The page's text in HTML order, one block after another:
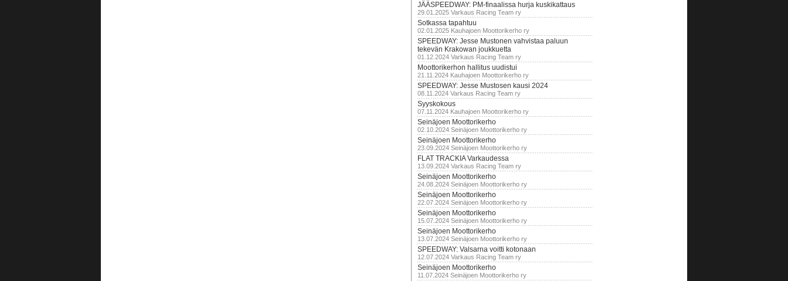
JÄÄSPEEDWAY: PM-finaalissa hurja kuskikattaus
29.01.2025 Varkaus Racing Team ry
Sotkassa tapahtuu
02.01.2025 Kauhajoen Moottorikerho ry
SPEEDWAY: Jesse Mustonen vahvistaa paluun
tekevän Krakowan joukkuetta
01.12.2024 Varkaus Racing Team ry
Moottorikerhon hallitus uudistui
21.11.2024 Kauhajoen Moottorikerho ry
SPEEDWAY: Jesse Mustosen kausi 2024
08.11.2024 Varkaus Racing Team ry
Syyskokous
07.11.2024 Kauhajoen Moottorikerho ry
Seinäjoen Moottorikerho
02.10.2024 Seinäjoen Moottorikerho ry
Seinäjoen Moottorikerho
23.09.2024 Seinäjoen Moottorikerho ry
FLAT TRACKIA Varkaudessa
13.09.2024 Varkaus Racing Team ry
Seinäjoen Moottorikerho
24.08.2024 Seinäjoen Moottorikerho ry
Seinäjoen Moottorikerho
22.07.2024 Seinäjoen Moottorikerho ry
Seinäjoen Moottorikerho
15.07.2024 Seinäjoen Moottorikerho ry
Seinäjoen Moottorikerho
13.07.2024 Seinäjoen Moottorikerho ry
SPEEDWAY: Valsarna voitti kotonaan
12.07.2024 Varkaus Racing Team ry
Seinäjoen Moottorikerho
11.07.2024 Seinäjoen Moottorikerho ry